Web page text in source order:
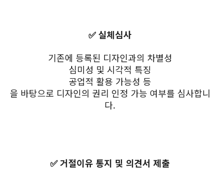
✅ 실체심사
기존에 등록된 디자인과의 차별성
심미성 및 시각적 특징
공업적 활용 가능성 등
을 바탕으로 디자인의 권리 인정 가능 여부를 심사합니
다.
✅ 거절이유 통지 및 의견서 제출